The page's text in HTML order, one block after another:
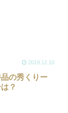
2019.12.10
の秀くりー
？